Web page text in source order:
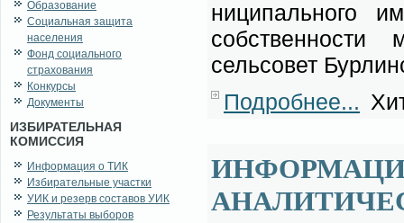
Образование
Социальная защита
населения
Фонд социального
страхования
Конкурсы
Документы
ИЗБИРАТЕЛЬНАЯ
КОМИССИЯ
Информация о ТИК
Избирательные участки
УИК и резерв составов УИК
Результаты выборов
ни­ци­паль­но­го
соб­ствен­но­сти
сель­со­вет
Подробнее...